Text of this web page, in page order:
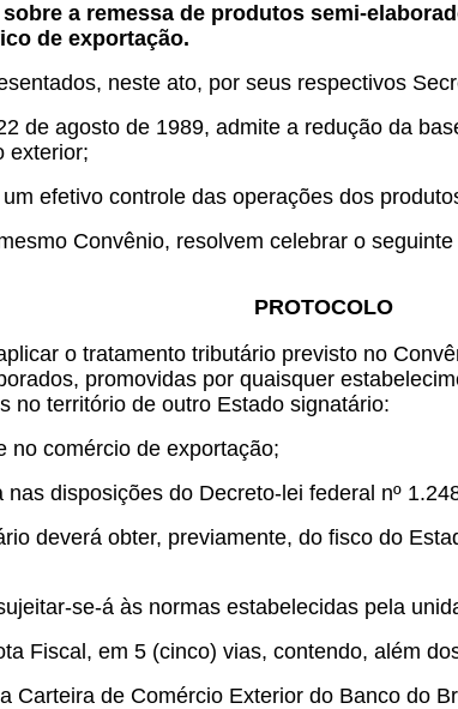
sobre a remessa de produtos semi-
de exportação.
neste ato, por seus respectivos
de agosto de 1989, admite a redução da
exterior;
efetivo controle das operações dos
Convênio, resolvem celebrar o seguinte
PROTOCOLO
o tratamento tributário previsto no
promovidas por quaisquer
no território de outro Estado signatário:
no comércio de exportação;
disposições do Decreto-lei federal nº
deverá obter, previamente, do fisco do
se-á às normas estabelecidas pela
Fiscal, em 5 (cinco) vias, contendo, além
Carteira de Comércio Exterior do Banco do